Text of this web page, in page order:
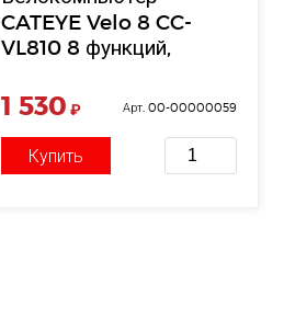
CATEYE Velo 8 CC-
VL810 8 функций,
1 530 ₽ Арт. 00-00000059
Купить